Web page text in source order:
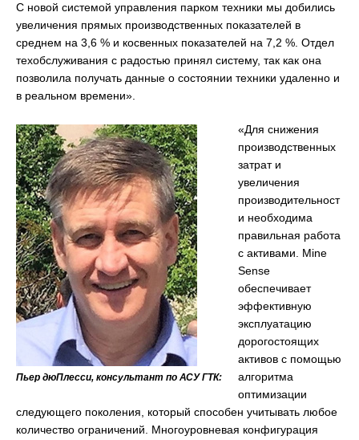
С новой системой управления парком техники мы добились
увеличения прямых производственных показателей в
среднем на 3,6 % и косвенных показателей на 7,2 %. Отдел
техобслуживания с радостью принял систему, так как она
позволила получать данные о состоянии техники удаленно и
в реальном времени».
Пьер дюПлесси, консультант по АСУ ГТК:
«Для снижения
производственных
затрат и
увеличения
производительност
и необходима
правильная работа
с активами. Mine
Sense
обеспечивает
эффективную
эксплуатацию
дорогостоящих
активов с помощью
алгоритма
оптимизации
следующего поколения, который способен учитывать любое
количество ограничений. Многоуровневая конфигурация